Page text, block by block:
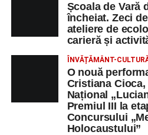
Școala de Vară
încheiat. Zeci
ateliere de
carieră și
ÎNVĂȚĂMÂNT-
O nouă
Cristiana Cioca,
Național
Premiul III la
Concursului
Holocaustului”